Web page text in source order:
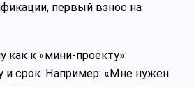
первый взнос на
как к «мини‑проекту»:
и срок. Например: «Мне нужен